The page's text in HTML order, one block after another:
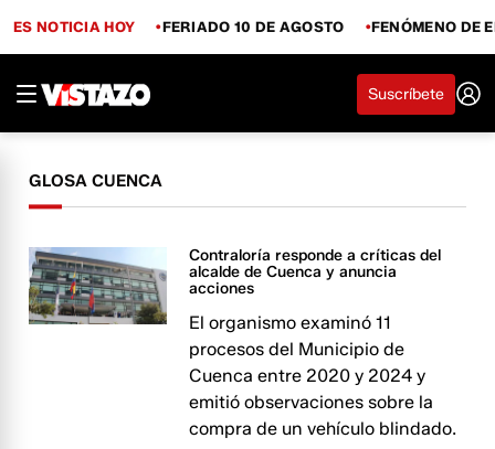
ES NOTICIA HOY FERIADO 10 DE AGOSTO FENÓMENO DE
Suscríbete
GLOSA CUENCA
Contraloría responde a críticas del
alcalde de Cuenca y anuncia
acciones
El organismo examinó 11
procesos del Municipio de
Cuenca entre 2020 y 2024 y
emitió observaciones sobre la
compra de un vehículo blindado.